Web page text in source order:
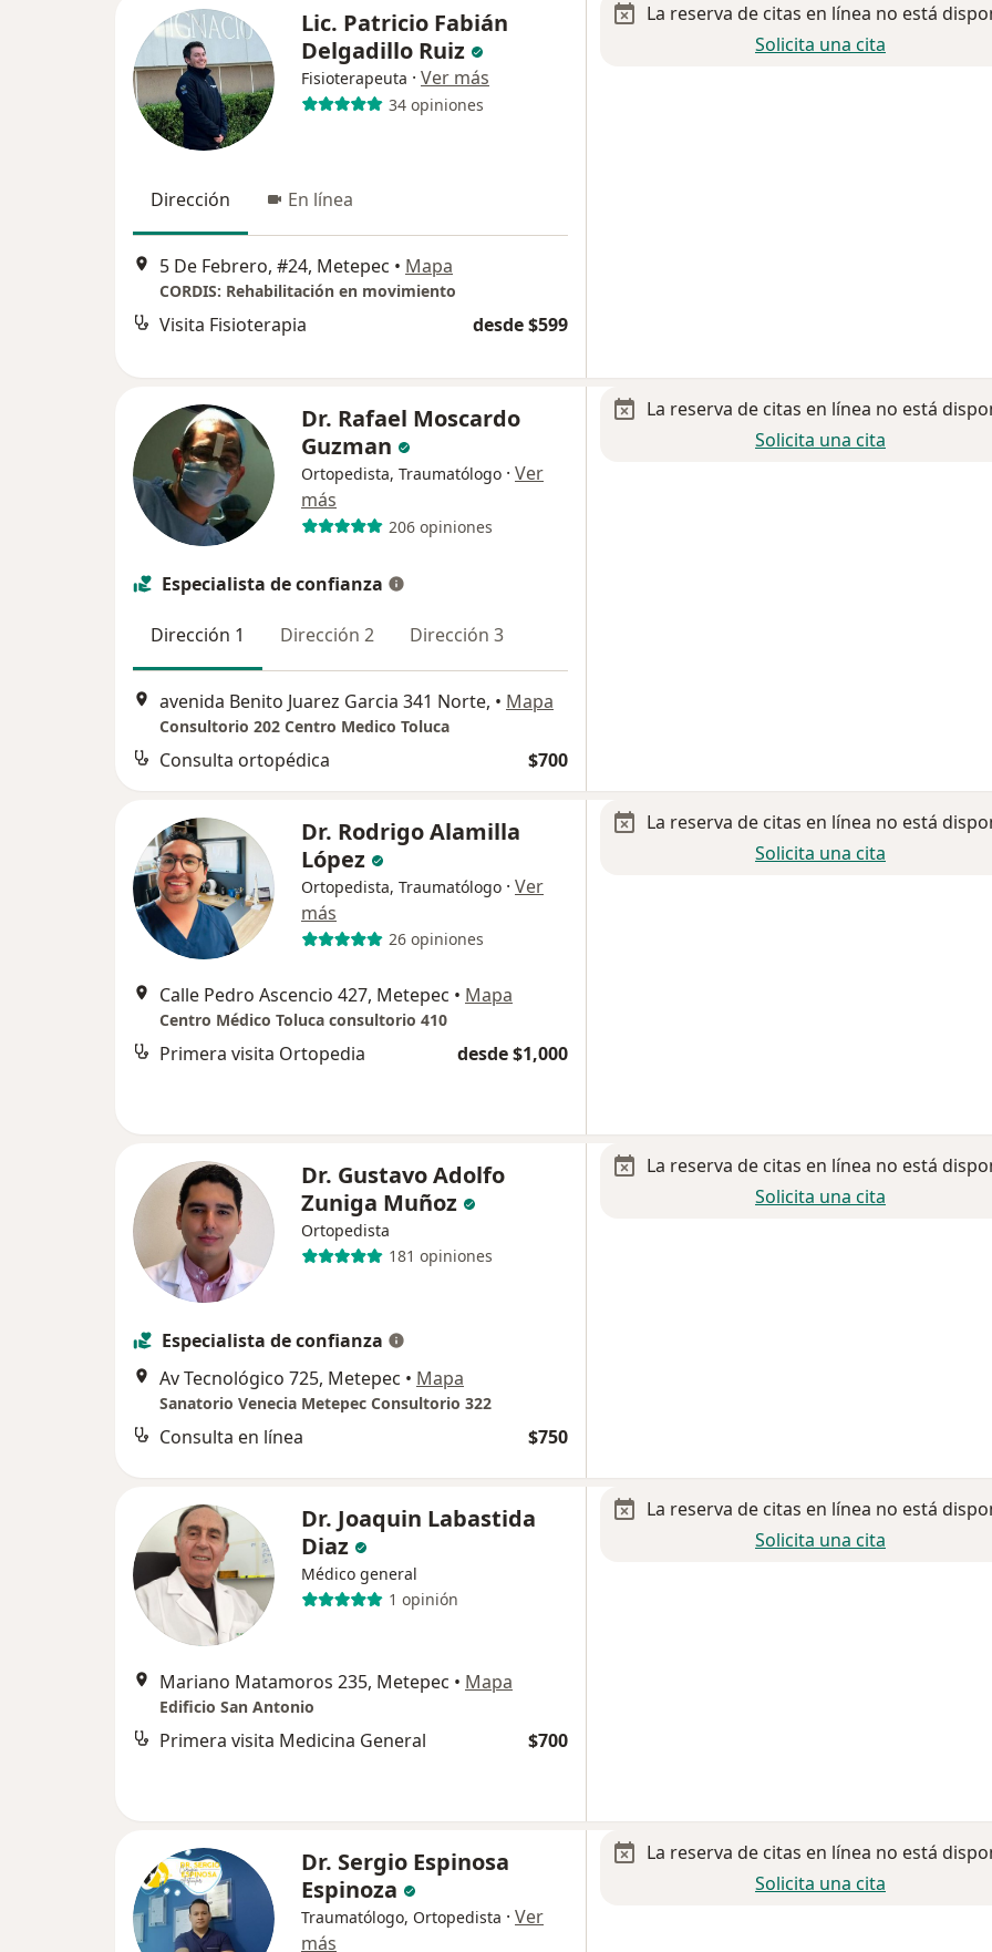
Lic. Patricio Fabián
Delgadillo Ruiz
Fisioterapeuta · Ver más
34 opiniones
Dirección En línea
5 De Febrero, #24, Metepec • Mapa
CORDIS: Rehabilitación en movimiento
Visita Fisioterapia desde $599
La reserva de citas en línea no está
Solicita una cita
Dr. Rafael Moscardo
Guzman
Ortopedista, Traumatólogo · Ver
más
206 opiniones
Especialista de confianza
Dirección 1 Dirección 2 Dirección 3
avenida Benito Juarez Garcia 341 Norte, • Mapa
Consultorio 202 Centro Medico Toluca
Consulta ortopédica $700
La reserva de citas en línea no está
Solicita una cita
Dr. Rodrigo Alamilla
López
Ortopedista, Traumatólogo · Ver
más
26 opiniones
Calle Pedro Ascencio 427, Metepec • Mapa
Centro Médico Toluca consultorio 410
Primera visita Ortopedia desde $1,000
La reserva de citas en línea no está
Solicita una cita
Dr. Gustavo Adolfo
Zuniga Muñoz
Ortopedista
181 opiniones
Especialista de confianza
Av Tecnológico 725, Metepec • Mapa
Sanatorio Venecia Metepec Consultorio 322
Consulta en línea $750
La reserva de citas en línea no está
Solicita una cita
Dr. Joaquin Labastida
Diaz
Médico general
1 opinión
Mariano Matamoros 235, Metepec • Mapa
Edificio San Antonio
Primera visita Medicina General $700
La reserva de citas en línea no está
Solicita una cita
Dr. Sergio Espinosa
Espinoza
Traumatólogo, Ortopedista · Ver
más
La reserva de citas en línea no está
Solicita una cita